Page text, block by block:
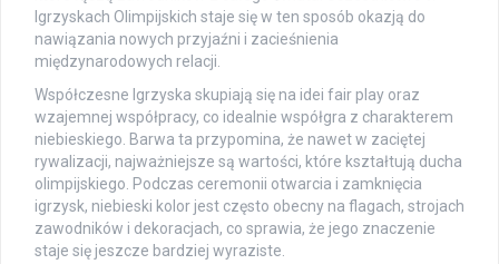
Igrzyskach Olimpijskich staje się w ten sposób okazją do
nawiązania nowych przyjaźni i zacieśnienia
międzynarodowych relacji.
Współczesne Igrzyska skupiają się na idei fair play oraz
wzajemnej współpracy, co idealnie współgra z charakterem
niebieskiego. Barwa ta przypomina, że nawet w zaciętej
rywalizacji, najważniejsze są wartości, które kształtują ducha
olimpijskiego. Podczas ceremonii otwarcia i zamknięcia
igrzysk, niebieski kolor jest często obecny na flagach, strojach
zawodników i dekoracjach, co sprawia, że jego znaczenie
staje się jeszcze bardziej wyraziste.